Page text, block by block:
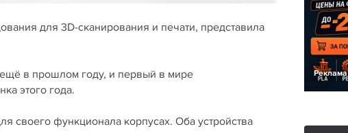
для 3D-сканирования и печати, представила
в прошлом году, и первый в мире
этого года.
своего функционала корпусах. Оба устройства
Реклама